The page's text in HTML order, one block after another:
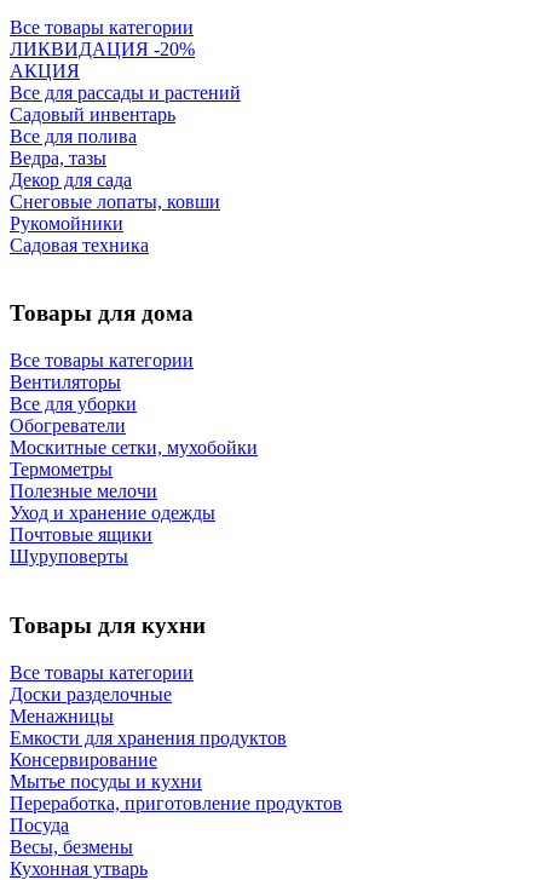
Все товары категории
ЛИКВИДАЦИЯ -20%
АКЦИЯ
Все для рассады и растений
Садовый инвентарь
Все для полива
Ведра, тазы
Декор для сада
Снеговые лопаты, ковши
Рукомойники
Садовая техника
Товары для дома
Все товары категории
Вентиляторы
Все для уборки
Обогреватели
Москитные сетки, мухобойки
Термометры
Полезные мелочи
Уход и хранение одежды
Почтовые ящики
Шуруповерты
Товары для кухни
Все товары категории
Доски разделочные
Менажницы
Емкости для хранения продуктов
Консервирование
Мытье посуды и кухни
Переработка, приготовление продуктов
Посуда
Весы, безмены
Кухонная утварь